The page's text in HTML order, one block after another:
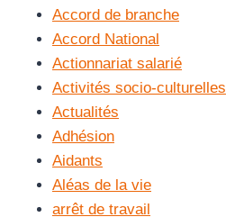
Accord de branche
Accord National
Actionnariat salarié
Activités socio-culturelles
Actualités
Adhésion
Aidants
Aléas de la vie
arrêt de travail